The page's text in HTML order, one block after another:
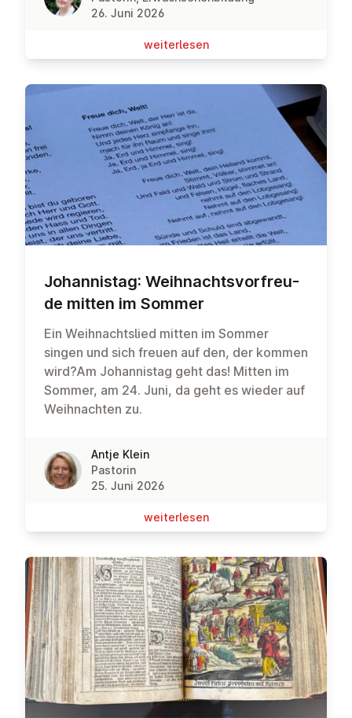
26. Juni 2026
wei­ter­le­sen
Jo­han­nis­tag: Weih­nachts­vor­freu­
de mitten im Sommer
Ein Weihnachtslied mitten im Sommer
singen und sich freuen auf den, der kommen
wird?Am Johannistag geht das! Mitten im
Sommer, am 24. Juni, da geht es wieder auf
Weihnachten zu.
Antje Klein
Pastorin
25. Juni 2026
wei­ter­le­sen